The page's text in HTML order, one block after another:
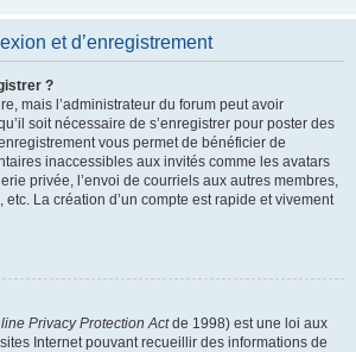
et d’enregistrement
?
mais l’administrateur du forum peut avoir
soit nécessaire de s’enregistrer pour poster des
vous permet de bénéficier de
inaccessibles aux invités comme les avatars
privée, l’envoi de courriels aux autres membres,
etc. La création d’un compte est rapide et vivement
Privacy Protection Actde 1998) est une loi aux
Internet pouvant recueillir des informations de